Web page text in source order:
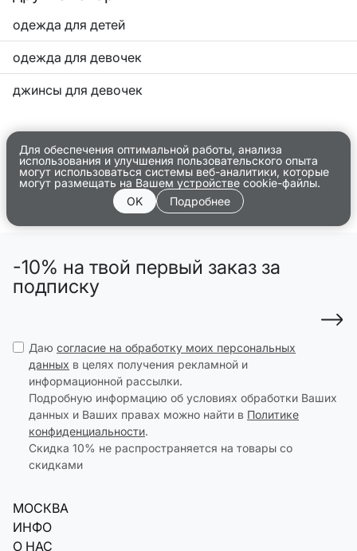
одежда для детей
одежда для девочек
джинсы для девочек
Для обеспечения оптимальной работы, анализа
использования и улучшения пользовательского опыта
могут использоваться системы веб-аналитики, которые
могут размещать на Вашем устройстве cookie-файлы.
OK
Подробнее
-10% на твой первый заказ за
подписку
Даю согласие на обработку моих персональных
данных в целях получения рекламной и
информационной рассылки.
Подробную информацию об условиях обработки Ваших
данных и Ваших правах можно найти в Политике
конфиденциальности.
Скидка 10% не распространяется на товары со
скидками
МОСКВА
ИНФО
О НАС